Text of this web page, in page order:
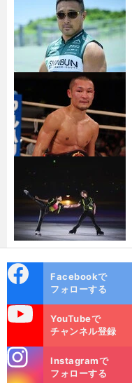
】
前
）
、
ok
Facebookで
フォローする
YouTubeで
チャンネル登録
m
Instagramで
フォローする